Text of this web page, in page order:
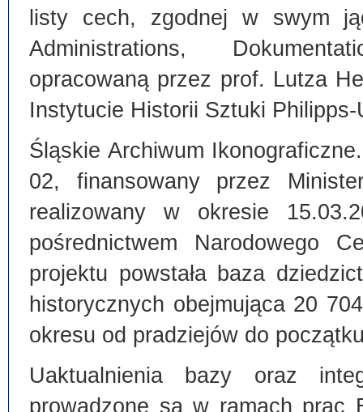
listy cech, zgodnej w swym
Administrations,
opracowaną przez prof. Lutza
Instytucie Historii Sztuki
Śląskie Archiwum
02, finansowany przez
realizowany w okresie
pośrednictwem Narodowego
projektu powstała baza
historycznych obejmująca 20
okresu od pradziejów do
Uaktualnienia bazy oraz
prowadzone są w ramach prac